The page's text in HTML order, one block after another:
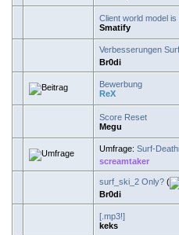
Client world model is
Smatify
Verbesserungen Surf
Br0di
Bewerbung
ReX
Score Reset
Megu
Umfrage: Surf-
screamtaker
surf_ski_2 Only? (
Br0di
[.mp3!]
keks